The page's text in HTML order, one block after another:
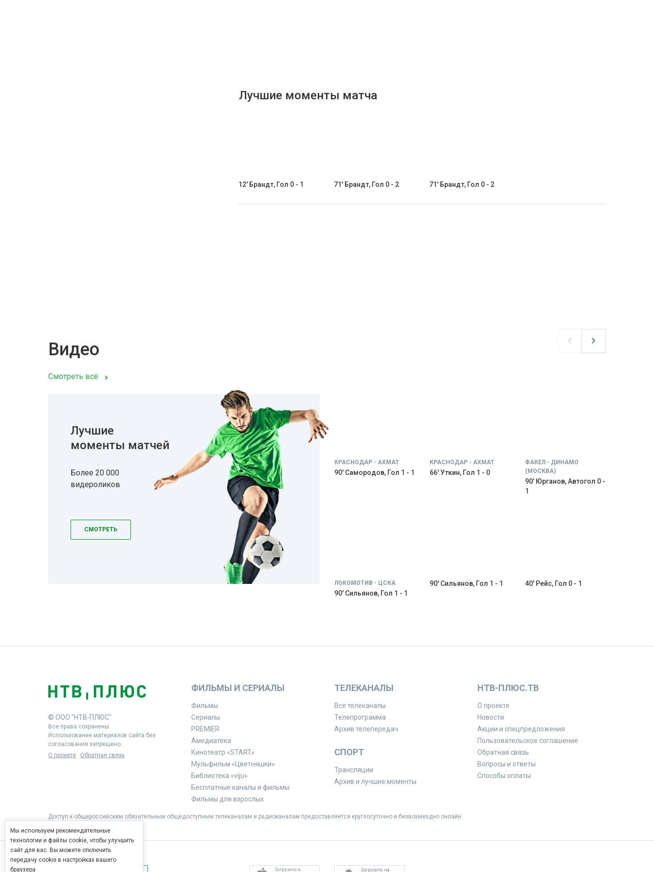
Лучшие моменты матча
12' Брандт, Гол 0 - 1 71' Брандт, Гол 0 - 2 71' Брандт, Гол 0 - 2
Видео
Смотреть всё
Лучшие
моменты матчей
Более 20 000
видероликов
СМОТРЕТЬ
КРАСНОДАР - АХМАТ
90' Самородов, Гол 1 - 1
КРАСНОДАР - АХМАТ
66' Уткин, Гол 1 - 0
ФАКЕЛ - ДИНАМО
(МОСКВА)
90' Юрганов, Автогол 0 -
1
ЛОКОМОТИВ - ЦСКА
90' Сильянов, Гол 1 - 1
90' Сильянов, Гол 1 - 1 40' Рейс, Гол 0 - 1
© ООО "НТВ-ПЛЮС"
Все права сохранены.
Использование материалов сайта без
согласования запрещено.
О проекте
Обратная связь
ФИЛЬМЫ И СЕРИАЛЫ
Фильмы
Сериалы
PREMIER
Амедиатека
Кинотеатр «START»
Мульфильм «Цветняшки»
Библиотека «viju»
Бесплатные каналы и фильмы
Фильмы для взрослых
ТЕЛЕКАНАЛЫ
Все телеканалы
Телепрограмма
Архив телепередач
СПОРТ
Трансляции
Архив и лучшие моменты
НТВ-ПЛЮС.ТВ
О проекте
Новости
Акции и спецпредложения
Пользовательское соглашение
Обратная связь
Вопросы и ответы
Способы оплаты
Доступ к общероссийским обязательным общедоступным телеканалам и радиоканалам предоставляется круглосуточно и безвозмездно онлайн.
Мы используем рекомендательные
технологии и файлы cookie, чтобы улучшить
сайт для вас. Вы можете отключить
передачу cookie в настройках вашего
браузера